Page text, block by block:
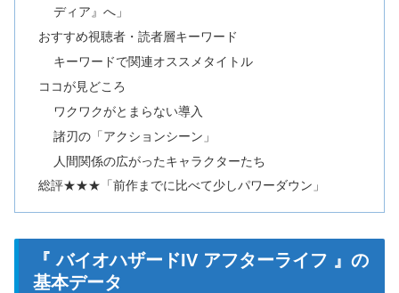
ディア』へ」
おすすめ視聴者・読者層キーワード
キーワードで関連オススメタイトル
ココが見どころ
ワクワクがとまらない導入
諸刃の「アクションシーン」
人間関係の広がったキャラクターたち
総評★★★「前作までに比べて少しパワーダウン」
『 バイオハザードIV アフターライフ 』の
基本データ